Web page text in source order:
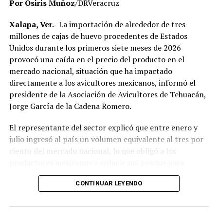
de quema, mediante un estuche meteorológico portátil.
RELATED TOPICS:
DESPUÉS
Se esperan fuertes lluvias en Veracruz
Exigen pagos a Comisión de Atención a Víctimas
señalaron que un grupo de profesores ha manifestado
su inconformidad con el proceso de revisión, al
considerar que las investigaciones podrían afectar
intereses al interior de la institución.
De acuerdo con esos testimonios, el grupo identificado
comoMovimiento Estatal UPAV, integrado
públicamente por Verónica Sánchez Ramos, Mauricio
Ivette Lara Barradas, Roberto Ibáñez y Carlos Enrique
Sierra, ha cuestionado las acciones emprendidas por las
autoridades universitarias y estatales.
informado la conclusión de las investigaciones ni la
emisión de sanciones o resoluciones específicas. El
proceso de regularización continúa conforme a los
Por Osiris Muñoz/DRVeracruz
Xalapa, Ver.- La importación de alrededor de tres
millones de cajas de huevo procedentes de Estados
Unidos durante los primeros siete meses de 2026
provocó una caída en el precio del producto en el
mercado nacional, situación que ha impactado
directamente a los avicultores mexicanos, informó el
presidente de la Asociación de Avicultores de Tehuacán,
Jorge García de la Cadena Romero.
El representante del sector explicó que entre enero y
julio ingresó al país un volumen equivalente al tres por
ciento del mercado nacional, lo que obligó a los
mantenerse competitivos frente al producto importado.
de tres millones de cajas de huevo, lo que representa
CONTINUAR LEYENDO